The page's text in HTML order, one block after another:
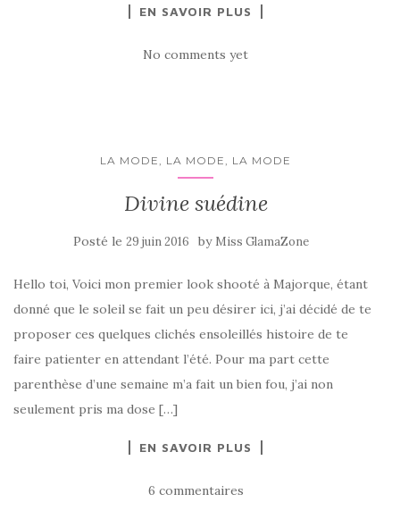
EN SAVOIR PLUS
No comments yet
LA MODE, LA MODE, LA MODE
Divine suédine
Posté le 29 juin 2016 by Miss GlamaZone
Hello toi, Voici mon premier look shooté à Majorque, étant
donné que le soleil se fait un peu désirer ici, j’ai décidé de te
proposer ces quelques clichés ensoleillés histoire de te
faire patienter en attendant l’été. Pour ma part cette
parenthèse d’une semaine m’a fait un bien fou, j’ai non
seulement pris ma dose […]
EN SAVOIR PLUS
6 commentaires